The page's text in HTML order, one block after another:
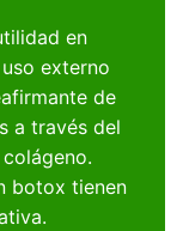
en
externo
de
a través del
botox tienen